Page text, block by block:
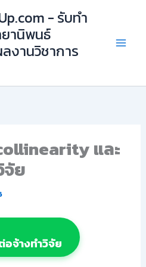
- รับทำ
านิพนธ์
งานวิชาการ
และ
จัย
อจ้างทำวิจัย